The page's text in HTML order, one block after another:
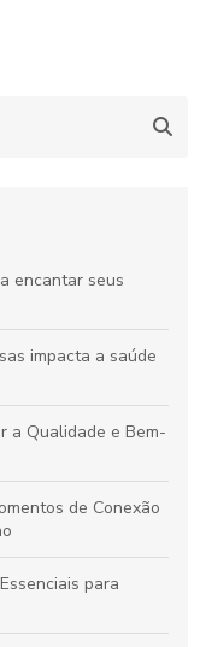
encantar seus
impacta a saúde
a Qualidade e Bem-
de Conexão
para